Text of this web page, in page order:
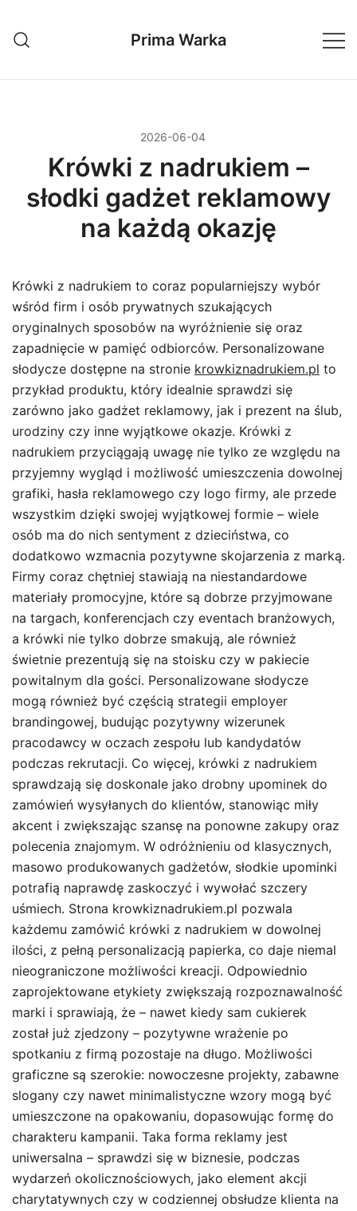
treści
Prima Warka
2026-06-04
Krówki z nadrukiem –
słodki gadżet reklamowy
na każdą okazję
Krówki z nadrukiem to coraz popularniejszy wybór
wśród firm i osób prywatnych szukających
oryginalnych sposobów na wyróżnienie się oraz
zapadnięcie w pamięć odbiorców. Personalizowane
słodycze dostępne na stronie krowkiznadrukiem.pl to
przykład produktu, który idealnie sprawdzi się
zarówno jako gadżet reklamowy, jak i prezent na ślub,
urodziny czy inne wyjątkowe okazje. Krówki z
nadrukiem przyciągają uwagę nie tylko ze względu na
przyjemny wygląd i możliwość umieszczenia dowolnej
grafiki, hasła reklamowego czy logo firmy, ale przede
wszystkim dzięki swojej wyjątkowej formie – wiele
osób ma do nich sentyment z dzieciństwa, co
dodatkowo wzmacnia pozytywne skojarzenia z marką.
Firmy coraz chętniej stawiają na niestandardowe
materiały promocyjne, które są dobrze przyjmowane
na targach, konferencjach czy eventach branżowych,
a krówki nie tylko dobrze smakują, ale również
świetnie prezentują się na stoisku czy w pakiecie
powitalnym dla gości. Personalizowane słodycze
mogą również być częścią strategii employer
brandingowej, budując pozytywny wizerunek
pracodawcy w oczach zespołu lub kandydatów
podczas rekrutacji. Co więcej, krówki z nadrukiem
sprawdzają się doskonale jako drobny upominek do
zamówień wysyłanych do klientów, stanowiąc miły
akcent i zwiększając szansę na ponowne zakupy oraz
polecenia znajomym. W odróżnieniu od klasycznych,
masowo produkowanych gadżetów, słodkie upominki
potrafią naprawdę zaskoczyć i wywołać szczery
uśmiech. Strona krowkiznadrukiem.pl pozwala
każdemu zamówić krówki z nadrukiem w dowolnej
ilości, z pełną personalizacją papierka, co daje niemal
nieograniczone możliwości kreacji. Odpowiednio
zaprojektowane etykiety zwiększają rozpoznawalność
marki i sprawiają, że – nawet kiedy sam cukierek
został już zjedzony – pozytywne wrażenie po
spotkaniu z firmą pozostaje na długo. Możliwości
graficzne są szerokie: nowoczesne projekty, zabawne
slogany czy nawet minimalistyczne wzory mogą być
umieszczone na opakowaniu, dopasowując formę do
charakteru kampanii. Taka forma reklamy jest
uniwersalna – sprawdzi się w biznesie, podczas
wydarzeń okolicznościowych, jako element akcji
charytatywnych czy w codziennej obsłudze klienta na